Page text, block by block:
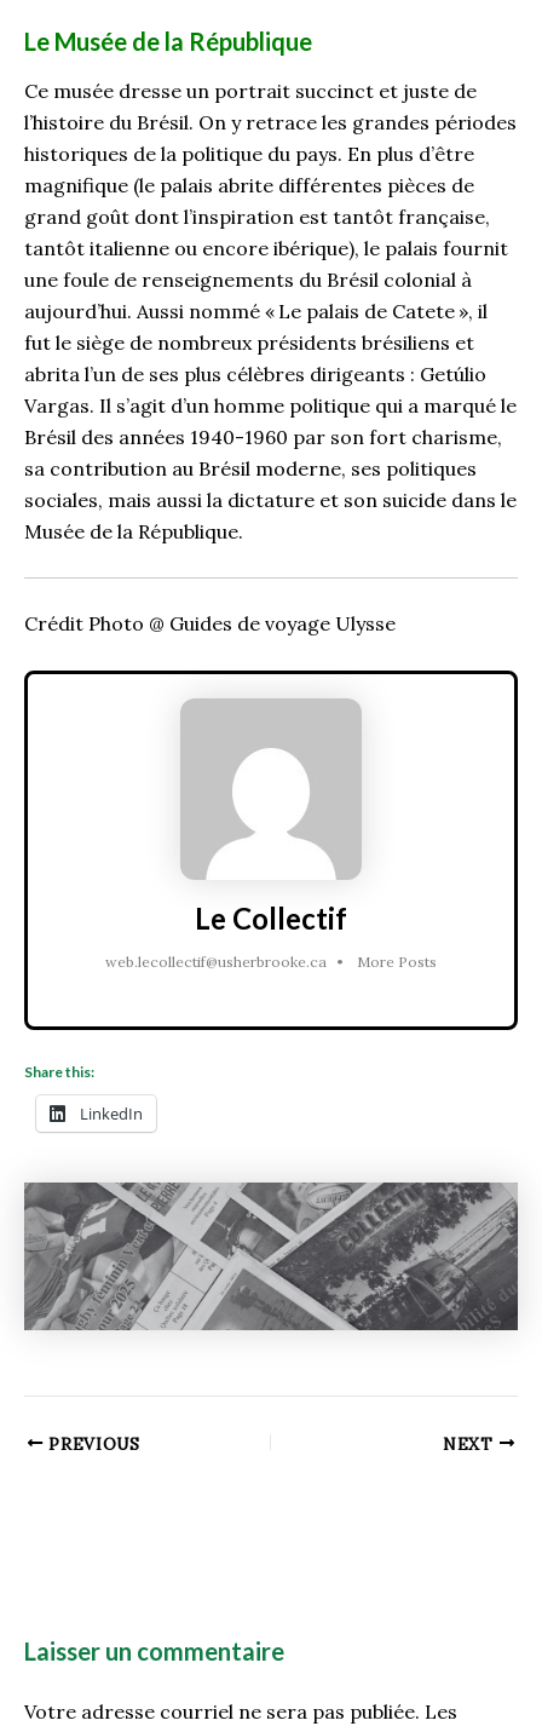
Le Musée de la République
Ce musée dresse un portrait succinct et juste de
l’histoire du Brésil. On y retrace les grandes périodes
historiques de la politique du pays. En plus d’être
magnifique (le palais abrite différentes pièces de
grand goût dont l’inspiration est tantôt française,
tantôt italienne ou encore ibérique), le palais fournit
une foule de renseignements du Brésil colonial à
aujourd’hui. Aussi nommé « Le palais de Catete », il
fut le siège de nombreux présidents brésiliens et
abrita l’un de ses plus célèbres dirigeants : Getúlio
Vargas. Il s’agit d’un homme politique qui a marqué le
Brésil des années 1940-1960 par son fort charisme,
sa contribution au Brésil moderne, ses politiques
sociales, mais aussi la dictature et son suicide dans le
Musée de la République.
Crédit Photo @ Guides de voyage Ulysse
Le Collectif
web.lecollectif@usherbrooke.ca • More Posts
Share this:
LinkedIn
PREVIOUS NEXT
Laisser un commentaire
Votre adresse courriel ne sera pas publiée. Les